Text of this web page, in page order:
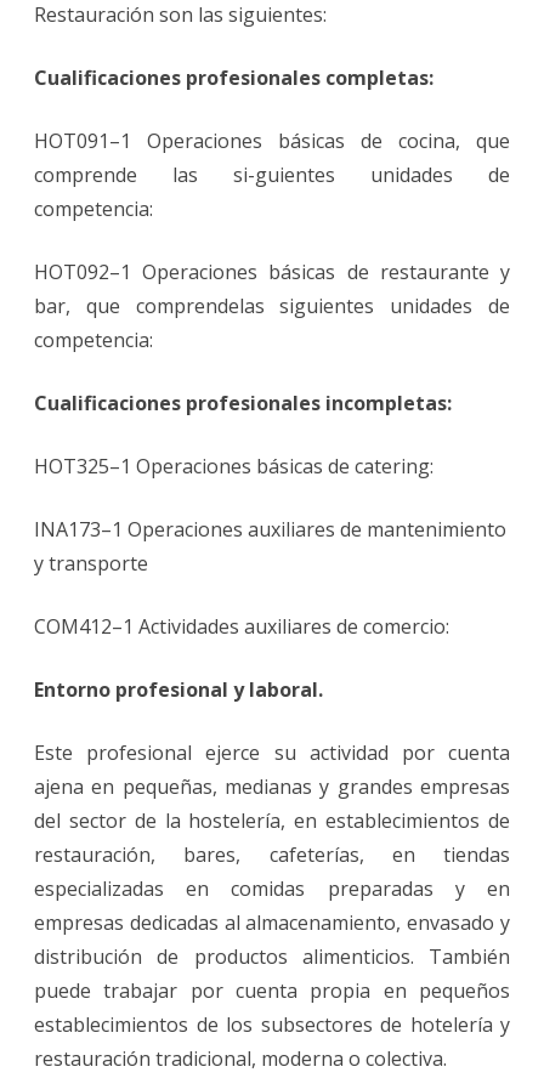
Restauración son las siguientes:
Cualificaciones profesionales completas:
HOT091–1 Operaciones básicas de cocina, que
comprende las si-guientes unidades de
competencia:
HOT092–1 Operaciones básicas de restaurante y
bar, que comprendelas siguientes unidades de
competencia:
Cualificaciones profesionales incompletas:
HOT325–1 Operaciones básicas de catering:
INA173–1 Operaciones auxiliares de mantenimiento
y transporte
COM412–1 Actividades auxiliares de comercio:
Entorno profesional y laboral.
Este profesional ejerce su actividad por cuenta
ajena en pequeñas, medianas y grandes empresas
del sector de la hostelería, en establecimientos de
restauración, bares, cafeterías, en tiendas
especializadas en comidas preparadas y en
empresas dedicadas al almacenamiento, envasado y
distribución de productos alimenticios. También
puede trabajar por cuenta propia en pequeños
establecimientos de los subsectores de hotelería y
restauración tradicional, moderna o colectiva.